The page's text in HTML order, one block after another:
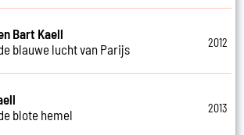
Bart Kaell
blauwe lucht van Parijs
2012
blote hemel
2013